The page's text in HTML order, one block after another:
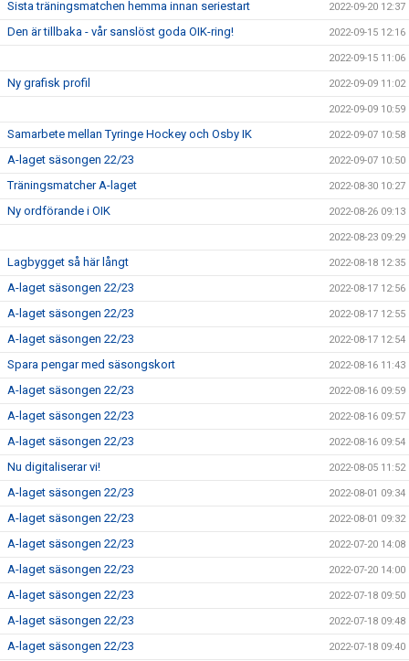
Sista träningsmatchen hemma innan seriestart 2022-09-20 12:37
Den är tillbaka - vår sanslöst goda OIK-ring! 2022-09-15 12:16
2022-09-15 11:06
Ny grafisk profil 2022-09-09 11:02
2022-09-09 10:59
Samarbete mellan Tyringe Hockey och Osby IK 2022-09-07 10:58
A-laget säsongen 22/23 2022-09-07 10:50
Träningsmatcher A-laget 2022-08-30 10:27
Ny ordförande i OIK 2022-08-26 09:13
2022-08-23 09:29
Lagbygget så här långt 2022-08-18 12:35
A-laget säsongen 22/23 2022-08-17 12:56
A-laget säsongen 22/23 2022-08-17 12:55
A-laget säsongen 22/23 2022-08-17 12:54
Spara pengar med säsongskort 2022-08-16 11:43
A-laget säsongen 22/23 2022-08-16 09:59
A-laget säsongen 22/23 2022-08-16 09:57
A-laget säsongen 22/23 2022-08-16 09:54
Nu digitaliserar vi! 2022-08-05 11:52
A-laget säsongen 22/23 2022-08-01 09:34
A-laget säsongen 22/23 2022-08-01 09:32
A-laget säsongen 22/23 2022-07-20 14:08
A-laget säsongen 22/23 2022-07-20 14:00
A-laget säsongen 22/23 2022-07-18 09:50
A-laget säsongen 22/23 2022-07-18 09:48
A-laget säsongen 22/23 2022-07-18 09:40